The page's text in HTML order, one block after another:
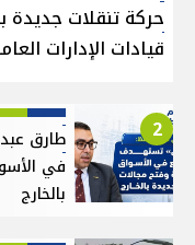
قيادات الإدارات
2
طارق
في
بالخارج